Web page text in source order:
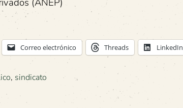
Correo electrónico Threads LinkedIn
, sindicato